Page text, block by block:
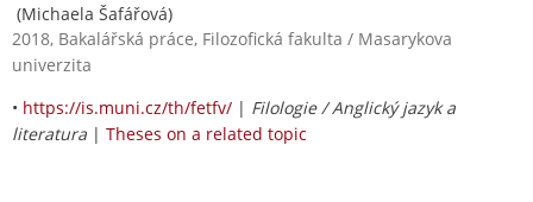
(Michaela Šafářová)
2018, Bakalářská práce, Filozofická fakulta / Masarykova
univerzita
• https://is.muni.cz/th/fetfv/ | Filologie / Anglický jazyk a
literatura | Theses on a related topic